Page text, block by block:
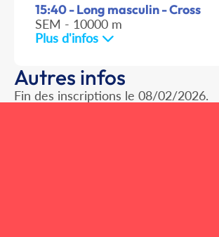
15:40 - Long masculin - Cross
SEM - 10000 m
Plus d'infos
Autres infos
Fin des inscriptions le 08/02/2026.